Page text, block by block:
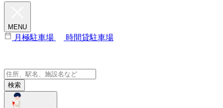
MENU
月極駐車場 時間貸駐車場
検索